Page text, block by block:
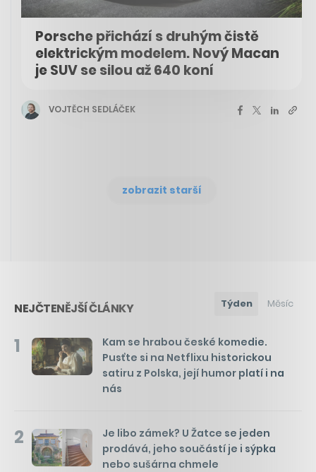
Porsche přichází s druhým čistě
elektrickým modelem. Nový Macan
je SUV se silou až 640 koní
VOJTĚCH SEDLÁČEK
zobrazit starší
NEJČTENĚJŠÍ ČLÁNKY Týden Měsíc
1
Kam se hrabou české komedie.
Pusťte si na Netflixu historickou
satiru z Polska, její humor platí i na
nás
2
Je libo zámek? U Žatce se jeden
prodává, jeho součástí je i sýpka
nebo sušárna chmele